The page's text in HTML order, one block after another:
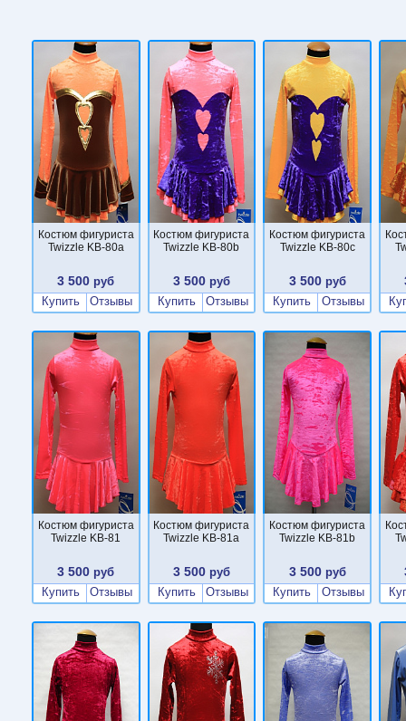
Костюм фигуриста
Twizzle KB-80a
3 500 руб
Купить
Отзывы
Костюм фигуриста
Twizzle KB-80b
3 500 руб
Купить
Отзывы
Костюм фигуриста
Twizzle KB-80c
3 500руб
Купить
Отзывы
Костюм фигуриста
Twizzle KB-81
3 500 руб
Купить
Отзывы
Костюм фигуриста
Twizzle KB-81a
3 500 руб
Купить
Отзывы
Костюм фигуриста
Twizzle KB-81b
3 500руб
Купить
Отзывы